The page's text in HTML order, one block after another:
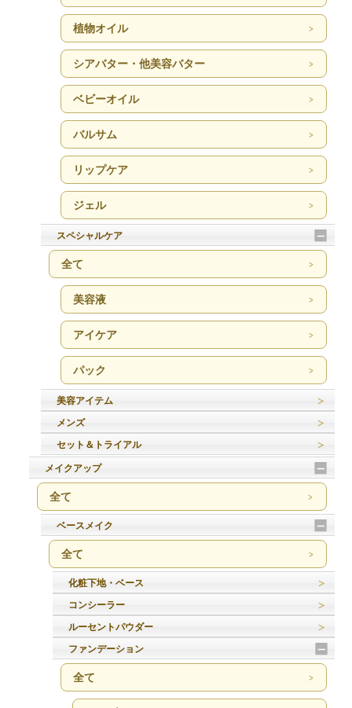
植物オイル
シアバター・他美容バター
ベビーオイル
バルサム
リップケア
ジェル
スペシャルケア
全て
美容液
アイケア
パック
美容アイテム
メンズ
セット＆トライアル
メイクアップ
全て
ベースメイク
全て
化粧下地・ベース
コンシーラー
ルーセントパウダー
ファンデーション
全て